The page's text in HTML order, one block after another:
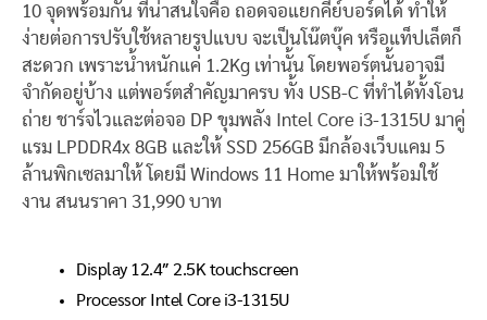
10 จุดพร้อมกัน ที่น่าสนใจคือ ถอดจอแยกคีย์บอร์ดได้ ทำให้
ง่ายต่อการปรับใช้หลายรูปแบบ จะเป็นโน๊ตบุ๊ค หรือแท็ปเล็ตก็
สะดวก เพราะน้ำหนักแค่ 1.2Kg เท่านั้น โดยพอร์ตนั้นอาจมี
จำกัดอยู่บ้าง แต่พอร์ตสำคัญมาครบ ทั้ง USB-C ที่ทำได้ทั้งโอน
ถ่าย ชาร์จไวและต่อจอ DP ขุมพลัง Intel Core i3-1315U มาคู่
แรม LPDDR4x 8GB และให้ SSD 256GB มีกล้องเว็บแคม 5
ล้านพิกเซลมาให้ โดยมี Windows 11 Home มาให้พร้อมใช้
งาน สนนราคา 31,990 บาท
Display 12.4″ 2.5K touchscreen
Processor Intel Core i3-1315U